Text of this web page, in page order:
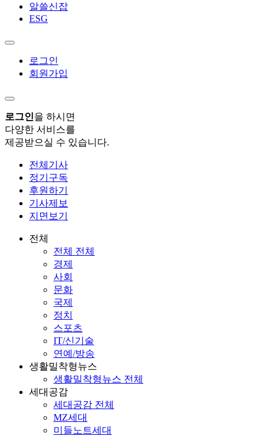
알쓸신잡
ESG
로그인
회원가입
로그인을 하시면
다양한 서비스를
제공받으실 수 있습니다.
전체기사
정기구독
후원하기
기사제보
지면보기
전체
전체 전체
경제
사회
문화
국제
정치
스포츠
IT/신기술
연예/방송
생활밀착형뉴스
생활밀착형뉴스 전체
세대공감
세대공감 전체
MZ세대
미들노트세대